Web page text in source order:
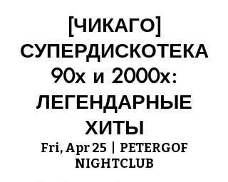
[ЧИКАГО]
СУПЕРДИСКОТЕКА
90х и 2000х:
ЛЕГЕНДАРНЫЕ
ХИТЫ
Fri, Apr 25
PETERGOF
NIGHTCLUB